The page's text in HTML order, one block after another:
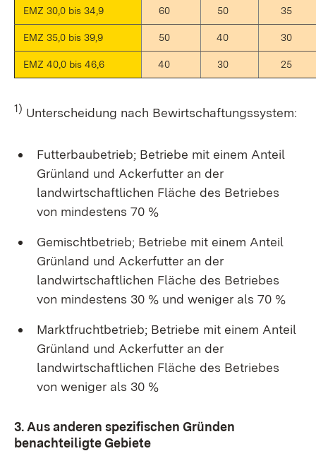
EMZ 30,0 bis 34,9 60 50 35
EMZ 35,0 bis 39,9 50 40 30
EMZ 40,0 bis 46,6 40 30 25
1) Unterscheidung nach Bewirtschaftungssystem:
Futterbaubetrieb; Betriebe mit einem Anteil
Grünland und Ackerfutter an der
landwirtschaftlichen Fläche des Betriebes
von mindestens 70 %
Gemischtbetrieb; Betriebe mit einem Anteil
Grünland und Ackerfutter an der
landwirtschaftlichen Fläche des Betriebes
von mindestens 30 % und weniger als 70 %
Marktfruchtbetrieb; Betriebe mit einem Anteil
Grünland und Ackerfutter an der
landwirtschaftlichen Fläche des Betriebes
von weniger als 30 %
3. Aus anderen spezifischen Gründen
benachteiligte Gebiete